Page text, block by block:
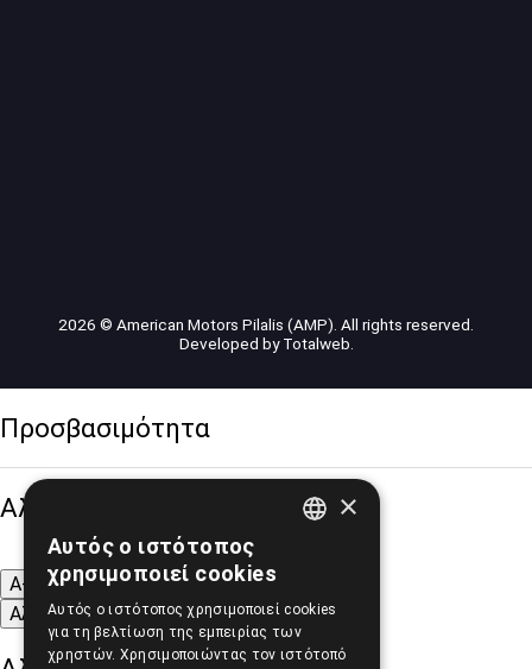
2026 © American Motors Pilalis (AMP). All rights reserved.
Developed byTotalweb
Προσβασιμότητα
Αλλαγή Μεγέθους
A- A+
A
Αλλαγή Γραμματοσειράς
×
Αυτός ο ιστότοπος
χρησιμοποιεί cookies
Αυτός ο ιστότοπος χρησιμοποιεί cookies
για τη βελτίωση της εμπειρίας των
χρηστών. Χρησιμοποιώντας τον ιστότοπό